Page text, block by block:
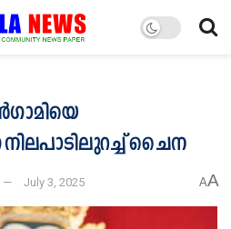
ചൈന
July 3, 2025 AA